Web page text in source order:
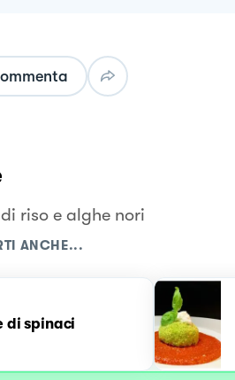
riso e alghe nori
ANCHE...
di spinaci